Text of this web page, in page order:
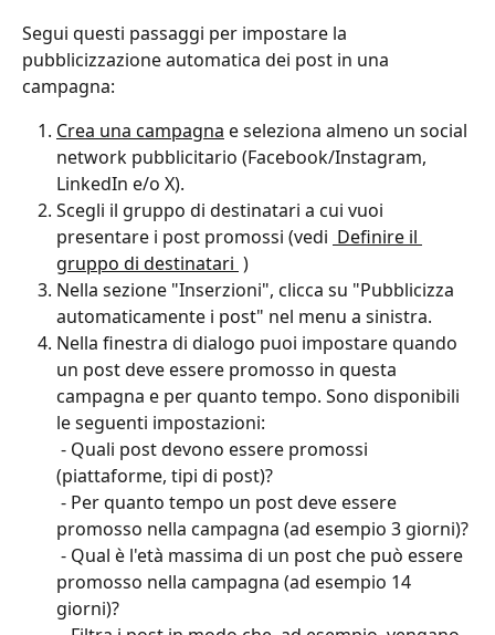
Segui questi passaggi per impostare la
pubblicizzazione automatica dei post in una
campagna:
Crea una campagna e seleziona almeno un social
network pubblicitario (Facebook/Instagram,
LinkedIn e/o X).
Scegli il gruppo di destinatari a cui vuoi
presentare i post promossi (vedi Definire il
gruppo di destinatari )
Nella sezione "Inserzioni", clicca su "Pubblicizza
automaticamente i post" nel menu a sinistra.
Nella finestra di dialogo puoi impostare quando
un post deve essere promosso in questa
campagna e per quanto tempo. Sono disponibili
le seguenti impostazioni:
(piattaforme, tipi di post)?
promosso nella campagna (ad esempio 3 giorni)?
promosso nella campagna (ad esempio 14
giorni)?